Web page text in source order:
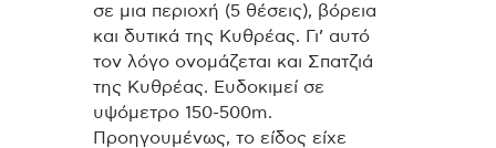
σε μια περιοχή (5 θέσεις), βόρεια
και δυτικά της Κυθρέας. Γι’ αυτό
τον λόγο ονομάζεται και Σπατζιά
της Κυθρέας. Ευδοκιμεί σε
υψόμετρο 150-500m.
Προηγουμένως, το είδος είχε